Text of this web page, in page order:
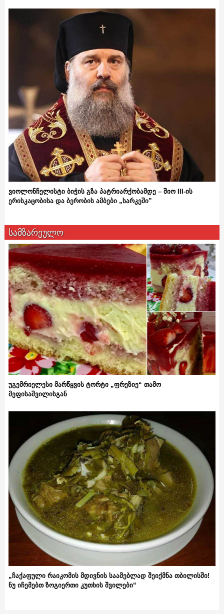
ვიოლონჩელისტი ბიჭის გზა პატრიარქობამდე – შიო III-ის
ერისკაცობისა და ბერობის ამბები „სარკეში”
სამზარეულო
უგემრიელესი მარწყვის ტორტი „ფრეზიე“ თამო
მეფისაშვილისგან
„ჩაქაფული რაიკომის მდივნის საამებლად შეიქმნა თბილისში!
ნუ იჩემებთ ზოგიერთი კუთხის შვილები“